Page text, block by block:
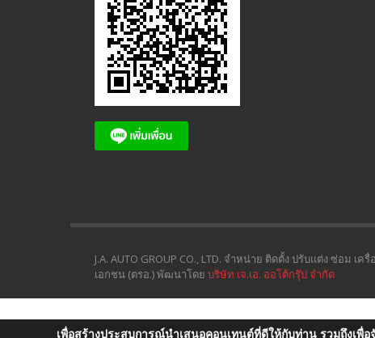
J.A. AUTO GROUP CO., LTD. จำหน่าย ติดตั้ง ปรับแต่ง ซ่อม เ
เอกชน (ตรอ.) พัฒนาโดย บริษัท เจ.เอ. ออโต้กรุ๊ป จำกัด
เพื่อสร้างประสบการณ์นำเสนอคอนเทนต์ที่ดีให้กับท่าน รวมถึงเ